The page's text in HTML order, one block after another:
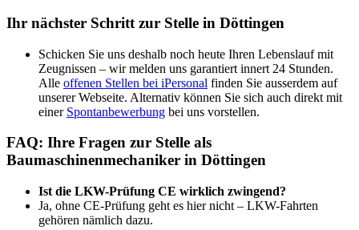
Ihr nächster Schritt zur Stelle in Döttingen
Schicken Sie uns deshalb noch heute Ihren Lebenslauf mit
Zeugnissen – wir melden uns garantiert innert 24 Stunden.
Alle offenen Stellen bei iPersonal finden Sie ausserdem auf
unserer Webseite. Alternativ können Sie sich auch direkt mit
einer Spontanbewerbung bei uns vorstellen.
FAQ: Ihre Fragen zur Stelle als
Baumaschinenmechaniker in Döttingen
Ist die LKW-Prüfung CE wirklich zwingend?
Ja, ohne CE-Prüfung geht es hier nicht – LKW-Fahrten
gehören nämlich dazu.